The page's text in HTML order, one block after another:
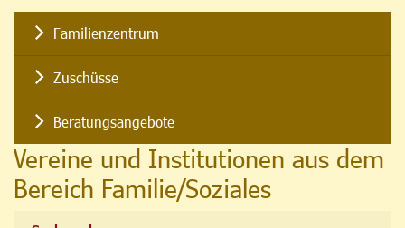
Familienzentrum
Zuschüsse
Beratungsangebote
Vereine und Institutionen aus dem
Bereich Familie/Soziales